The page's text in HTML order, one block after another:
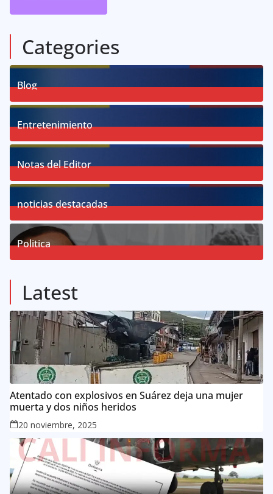
Categories
Blog
Posts
Entretenimiento
Posts
Notas del Editor
Posts
noticias destacadas
Politica
Latest
Atentado con explosivos en Suárez deja una mujer
muerta y dos niños heridos
20 noviembre, 2025